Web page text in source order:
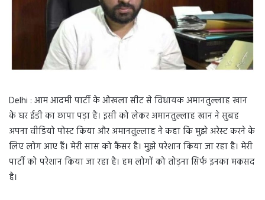
Delhi : आम आदमी पार्टी के ओखला सीट से विधायक अमानतुल्लाह खान
के घर ईडी का छापा पड़ा है। इसी को लेकर अमानतुल्लाह खान ने सुबह
अपना वीडियो पोस्ट किया और अमानतुल्लाह ने कहा कि मुझे अरेस्ट करने के
लिए लोग आए हैं। मेरी सास को कैंसर है। मुझे परेशान किया जा रहा है। मेरी
पार्टी को परेशान किया जा रहा है। हम लोगों को तोड़ना सिर्फ इनका मकसद
है।